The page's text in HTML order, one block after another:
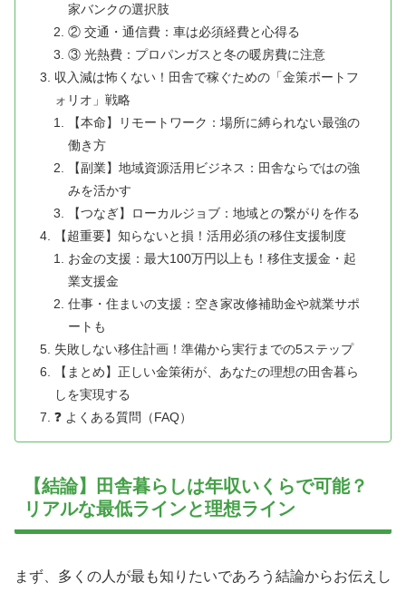
家バンクの選択肢
② 交通・通信費：車は必須経費と心得る
③ 光熱費：プロパンガスと冬の暖房費に注意
収入減は怖くない！田舎で稼ぐための「金策ポートフ
ォリオ」戦略
【本命】リモートワーク：場所に縛られない最強の
働き方
【副業】地域資源活用ビジネス：田舎ならではの強
みを活かす
【つなぎ】ローカルジョブ：地域との繋がりを作る
【超重要】知らないと損！活用必須の移住支援制度
お金の支援：最大100万円以上も！移住支援金・起
業支援金
仕事・住まいの支援：空き家改修補助金や就業サポ
ートも
失敗しない移住計画！準備から実行までの5ステップ
【まとめ】正しい金策術が、あなたの理想の田舎暮ら
しを実現する
❓ よくある質問（FAQ）
【結論】田舎暮らしは年収いくらで可能？
リアルな最低ラインと理想ライン
まず、多くの人が最も知りたいであろう結論からお伝えし